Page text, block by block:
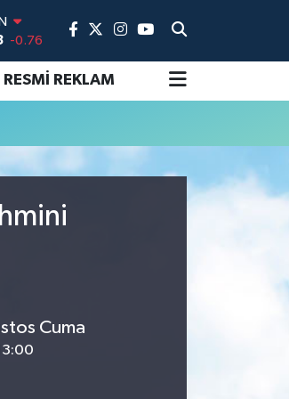
-0.76
0.17
64
RESMİ REKLAM
Cuma